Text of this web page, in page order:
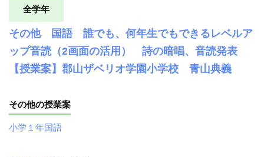
全学年
その他 国語 誰でも、何年生でもできるレベルア
ップ音読（2画面の活用） 詩の暗唱、音読発表
【授業案】郡山ザベリオ学園小学校 青山典義
その他の授業案
小学１年国語